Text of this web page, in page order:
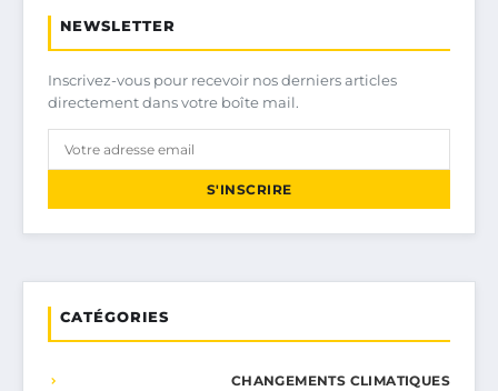
NEWSLETTER
Inscrivez-vous pour recevoir nos derniers articles
directement dans votre boîte mail.
S'INSCRIRE
CATÉGORIES
CHANGEMENTS CLIMATIQUES